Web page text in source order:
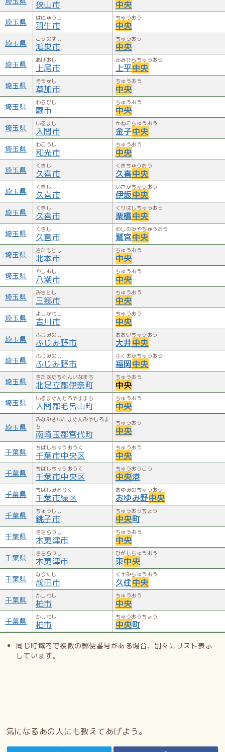
狭山市 中央
埼玉県 はにゅうし
羽生市
ちゅうおう
中央
埼玉県 こうのすし
鴻巣市
ちゅうおう
中央
埼玉県 あげおし
上尾市
かみひらちゅうおう
上平中央
埼玉県 そうかし
草加市
ちゅうおう
中央
埼玉県 わらびし
蕨市
ちゅうおう
中央
埼玉県 いるまし
入間市
かねこちゅうおう
金子中央
埼玉県 わこうし
和光市
ちゅうおう
中央
埼玉県 くきし
久喜市
くきちゅうおう
久喜中央
埼玉県 くきし
久喜市
いさかちゅうおう
伊坂中央
埼玉県 くきし
久喜市
くりはしちゅうおう
栗橋中央
埼玉県 くきし
久喜市
わしのみやちゅうおう
鷲宮中央
埼玉県 きたもとし
北本市
ちゅうおう
中央
埼玉県 やしおし
八潮市
ちゅうおう
中央
埼玉県 みさとし
三郷市
ちゅうおう
中央
埼玉県 よしかわし
吉川市
ちゅうおう
中央
埼玉県 ふじみのし
ふじみ野市
おおいちゅうおう
大井中央
埼玉県 ふじみのし
ふじみ野市
ふくおかちゅうおう
福岡中央
埼玉県 きたあだちぐんいなまち
北足立郡伊奈町
ちゅうおう
中央
埼玉県 いるまぐんもろやままち
入間郡毛呂山町
ちゅうおう
中央
埼玉県
みなみさいたまぐんみやしろま
ち
南埼玉郡宮代町
ちゅうおう
中央
千葉県 ちばしちゅうおうく
千葉市中央区
ちゅうおう
中央
千葉県 ちばしちゅうおうく
千葉市中央区
ちゅうおうこう
中央港
千葉県 ちばしみどりく
千葉市緑区
おゆみのちゅうおう
おゆみ野中央
千葉県 ちょうしし
銚子市
ちゅうおうちょう
中央町
千葉県 きさらづし
木更津市
ちゅうおう
中央
千葉県 きさらづし
木更津市
ひがしちゅうおう
東中央
千葉県 なりたし
成田市
くずみちゅうおう
久住中央
千葉県 かしわし
柏市
ちゅうおう
中央
千葉県 かしわし
柏市
ちゅうおうちょう
中央町
同じ町域内で複数の郵便番号がある場合、別々にリスト表示
しています。
気になるあの人にも教えてあげよう。